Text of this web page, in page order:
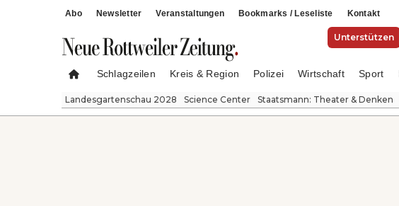
Abo Newsletter Veranstaltungen Bookmarks / Leseliste Kontakt
Unterstützen
Schlagzeilen Kreis & Region Polizei Wirtschaft Sport
Landesgartenschau 2028 Science Center Staatsmann: Theater & Denken